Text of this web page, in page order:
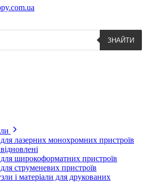
ЗНАЙТИ
лазерних монохромних пристроїв
широкоформатних пристроїв
струменевих пристроїв
і матеріали для друкованих